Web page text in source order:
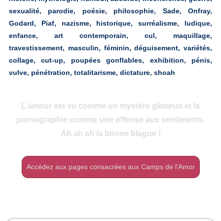
sexualité, parodie, poésie, philosophie, Sade, Onfray,
Godard, Piaf, nazisme, historique, surréalisme, ludique,
enfance, art contemporain, cul, maquillage,
travestissement, masculin, féminin, déguisement, variétés,
collage, cut-up, poupées gonflables, exhibition, pénis,
vulve, pénétration, totalitarisme, dictature, shoah
L’amour est vu comme un mystère glorieux et la
pornographie comme une offense aux sentiments.
Ah ah ah la bonne blague !
Accédez aux pages consacrées aux Camps de l'Amor